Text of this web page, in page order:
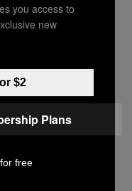
Syrien usa
you access to
new
$2
Plans
free